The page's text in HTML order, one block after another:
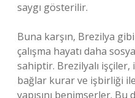
saygı gösterilir.
Buna karşın, Brezilya
çalışma hayatı daha
sahiptir. Brezilyalı işçiler,
bağlar kurar ve işbirliği
yapısını benimserler. Bu